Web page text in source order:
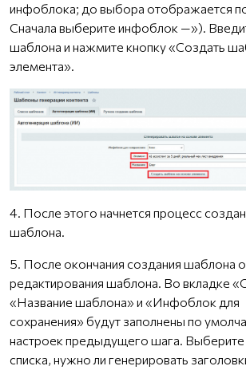
инфоблока; до выбора отображается
Сначала выберите инфоблок —»).
шаблона и нажмите кнопку «Создать
элемента».
4. После этого начнется процесс
шаблона.
5. После окончания создания шаблона
редактирования шаблона. Во вкладке
«Название шаблона» и «Инфоблок для
сохранения» будут заполнены по
настроек предыдущего шага.
списка, нужно ли генерировать